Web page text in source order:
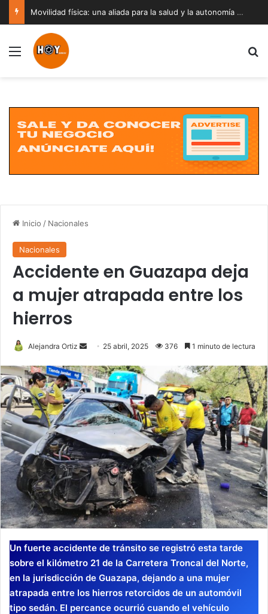
Movilidad física: una aliada para la salud y la autonomía a cualquier edad
Menú
Inicio / Nacionales
Nacionales
Accidente en Guazapa deja
a mujer atrapada entre los
hierros
Alejandra Ortiz
Send
email
25 abril, 2025 376 1 minuto de lectura
Un fuerte accidente de tránsito se registró esta tarde
sobre el kilómetro 21 de la Carretera Troncal del Norte,
en la jurisdicción de Guazapa, dejando a una mujer
atrapada entre los hierros retorcidos de un automóvil
tipo sedán. El percance ocurrió cuando el vehículo